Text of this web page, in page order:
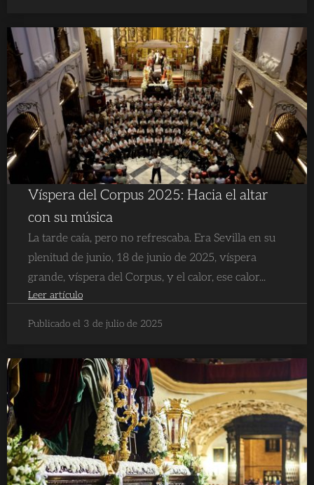
Víspera del Corpus 2025: Hacia el altar
con su música
La tarde caía, pero no refrescaba. Era Sevilla en su
plenitud de junio, 18 de junio de 2025, víspera
grande, víspera del Corpus, y el calor, ese calor...
Leer artículo
Publicado el 3 de julio de 2025